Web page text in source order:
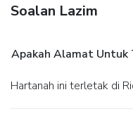
Soalan Lazim
Apakah Alamat Untuk
Hartanah ini terletak di